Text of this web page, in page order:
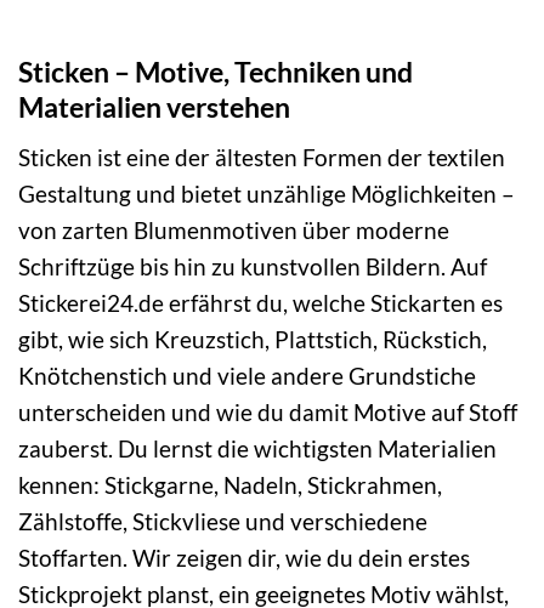
Sticken – Motive, Techniken und
Materialien verstehen
Sticken ist eine der ältesten Formen der textilen
Gestaltung und bietet unzählige Möglichkeiten –
von zarten Blumenmotiven über moderne
Schriftzüge bis hin zu kunstvollen Bildern. Auf
Stickerei24.de erfährst du, welche Stickarten es
gibt, wie sich Kreuzstich, Plattstich, Rückstich,
Knötchenstich und viele andere Grundstiche
unterscheiden und wie du damit Motive auf Stoff
zauberst. Du lernst die wichtigsten Materialien
kennen: Stickgarne, Nadeln, Stickrahmen,
Zählstoffe, Stickvliese und verschiedene
Stoffarten. Wir zeigen dir, wie du dein erstes
Stickprojekt planst, ein geeignetes Motiv wählst,